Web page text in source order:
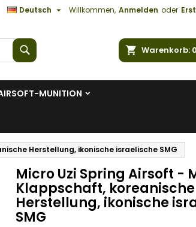
Willkommen, Anmelden oder
Deutsch 
Warenkorb 0
MUNITION
Herstellung, ikonische israelische SMG
Micro Uzi Spring Airsoft -
Klappschaft, koreanische
Herstellung, ikonische
SMG